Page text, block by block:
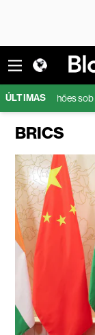
ÚLTIMAS
sob gestão
BRICS